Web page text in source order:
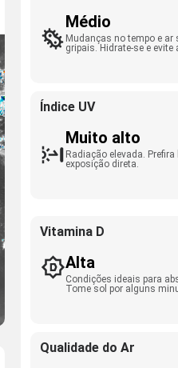
Médio
Mudanças no tempo e
gripais. Hidrate-se e evite
Índice UV
Muito alto
Radiação elevada.
exposição direta.
Vitamina D
Alta
Condições ideais para
Tome sol por alguns
Qualidade do Ar